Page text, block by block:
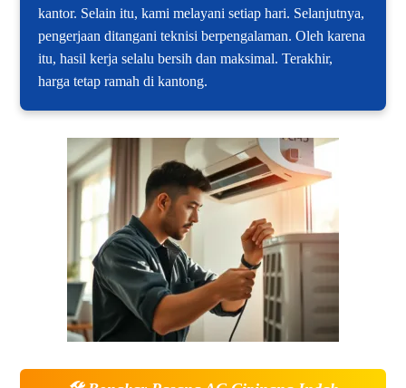
kantor. Selain itu, kami melayani setiap hari. Selanjutnya,
pengerjaan ditangani teknisi berpengalaman. Oleh karena
itu, hasil kerja selalu bersih dan maksimal. Terakhir,
harga tetap ramah di kantong.